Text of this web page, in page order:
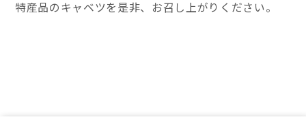
特産品のキャベツを是非、お召し上がりください。